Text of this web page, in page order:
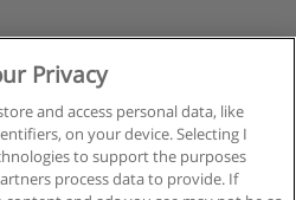
Privacy
and access personal data, like
on your device. Selecting I
to support the purposes
process data to provide. If